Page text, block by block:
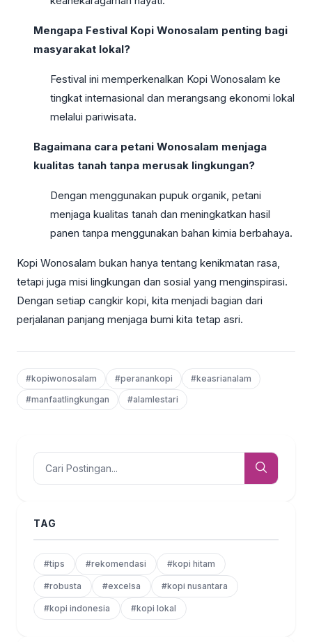
Mengapa Festival Kopi Wonosalam penting bagi
masyarakat lokal?
Festival ini memperkenalkan Kopi Wonosalam ke
tingkat internasional dan merangsang ekonomi lokal
melalui pariwisata.
Bagaimana cara petani Wonosalam menjaga
kualitas tanah tanpa merusak lingkungan?
Dengan menggunakan pupuk organik, petani
menjaga kualitas tanah dan meningkatkan hasil
panen tanpa menggunakan bahan kimia berbahaya.
Kopi Wonosalam bukan hanya tentang kenikmatan rasa,
tetapi juga misi lingkungan dan sosial yang menginspirasi.
Dengan setiap cangkir kopi, kita menjadi bagian dari
perjalanan panjang menjaga bumi kita tetap asri.
#kopiwonosalam #peranankopi
#keasrianalam
#manfaatlingkungan
#alamlestari
TAG
#tips #rekomendasi #kopi hitam
#robusta #excelsa #kopi nusantara
#kopi indonesia #kopi lokal